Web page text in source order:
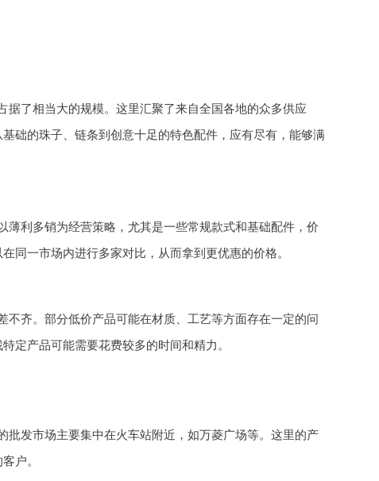
据了相当大的规模。这里汇聚了来自全国各地的众多供应
础的珠子、链条到创意十足的特色配件，应有尽有，能够满
利多销为经营策略，尤其是一些常规款式和基础配件，价
同一市场内进行多家对比，从而拿到更优惠的价格。
齐。部分低价产品可能在材质、工艺等方面存在一定的问
定产品可能需要花费较多的时间和精力。
发市场主要集中在火车站附近，如万菱广场等。这里的产
户。